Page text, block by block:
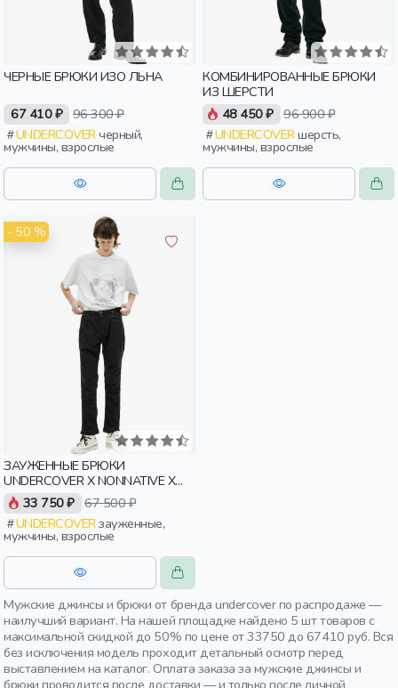
ЧЕРНЫЕ БРЮКИ ИЗО ЛЬНА
67 410 ₽ 96 300 ₽
UNDERCOVERчерный,
мужчины, взрослые
КОМБИНИРОВАННЫЕ БРЮКИ
ИЗ ШЕРСТИ
48 450 ₽ 96 900 ₽
UNDERCOVERшерсть,
мужчины, взрослые
- 50 %
ЗАУЖЕННЫЕ БРЮКИ
UNDERCOVER X NONNATIVE Х
GRAMICCI С КАРАБИНОМ
33 750 ₽ 67 500 ₽
UNDERCOVERзауженные,
мужчины, взрослые
Мужские джинсы и брюки от бренда undercover по распродаже —
наилучший вариант. На нашей площадке найдено 5 шт товаров с
максимальной скидкой до 50% по цене от 33750 до 67410 руб. Вся
без исключения модель проходит детальный осмотр перед
выставлением на каталог. Оплата заказа за мужские джинсы и
брюки проводится после доставки — и только после личной